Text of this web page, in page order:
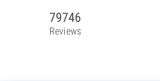
79746
Reviews